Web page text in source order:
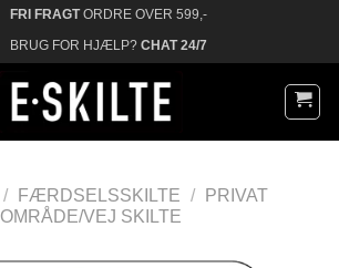
FRI FRAGTORDRE OVER 599,-
BRUG FOR HJÆLP? CHAT 24/7
/ FÆRDSELSSKILTE /
PRIVAT
OMRÅDE/VEJ SKILTE